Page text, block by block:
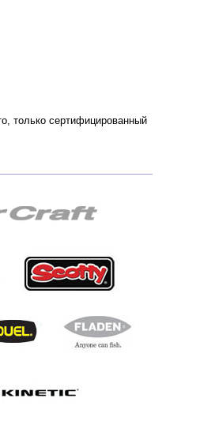
только сертифицированный